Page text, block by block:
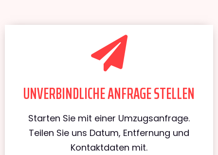
UNVERBINDLICHE ANFRAGE STELLEN
Starten Sie mit einer Umzugsanfrage.
Teilen Sie uns Datum, Entfernung und
Kontaktdaten mit.